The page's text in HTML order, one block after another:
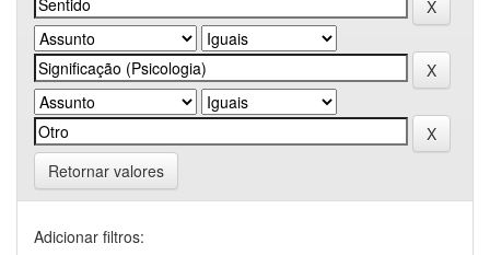
Retornar valores
Adicionar filtros: